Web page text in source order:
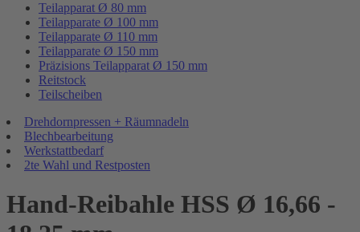
Teilapparat Ø 80 mm
Teilapparate Ø 100 mm
Teilapparate Ø 110 mm
Teilapparate Ø 150 mm
Präzisions Teilapparat Ø 150 mm
Reitstock
Teilscheiben
Drehdornpressen + Räumnadeln
Blechbearbeitung
Werkstattbedarf
2te Wahl und Restposten
Hand-Reibahle HSS Ø 16,66 -